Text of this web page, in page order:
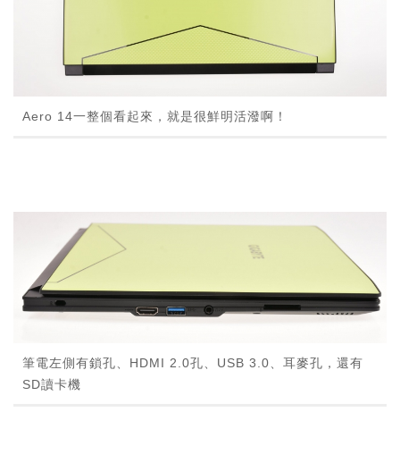
Aero 14一整個看起來，就是很鮮明活潑啊！
筆電左側有鎖孔、HDMI 2.0孔、USB 3.0、耳麥孔，還有
SD讀卡機